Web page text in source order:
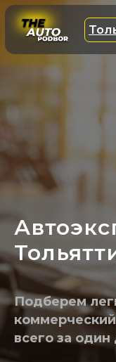
Тольятти
Подберем
всего за один